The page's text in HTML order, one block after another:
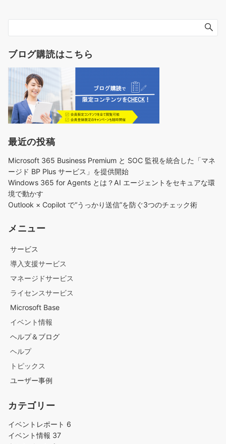
ブログ購読はこちら
最近の投稿
Microsoft 365 Business Premium と SOC 監視を統合した「マネ
ージド BP Plus サービス」を提供開始
Windows 365 for Agents とは？AI エージェントをセキュアな環
境で動かす
Outlook × Copilot で“うっかり送信”を防ぐ3つのチェック術​
メニュー
サービス
導入支援サービス
マネージドサービス
ライセンスサービス
Microsoft Base
イベント情報
ヘルプ＆ブログ
ヘルプ
トピックス
ユーザー事例
カテゴリー
イベントレポート 6
イベント情報 37